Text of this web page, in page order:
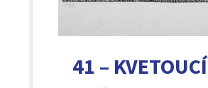
41 – KVETOUCÍ